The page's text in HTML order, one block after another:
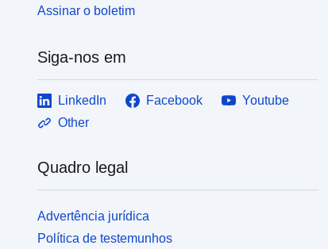
Assinar o boletim
Siga-nos em
LinkedIn Facebook
Youtube
Other
Quadro legal
Advertência jurídica
Política de testemunhos